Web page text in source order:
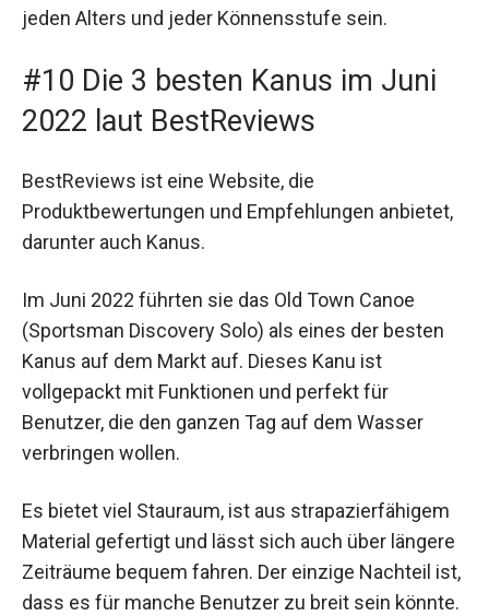
jeden Alters und jeder Könnensstufe sein.
#10 Die 3 besten Kanus im Juni
2022 laut BestReviews
BestReviews ist eine Website, die
Produktbewertungen und Empfehlungen anbietet,
darunter auch Kanus.
Im Juni 2022 führten sie das Old Town Canoe
(Sportsman Discovery Solo) als eines der besten
Kanus auf dem Markt auf. Dieses Kanu ist
vollgepackt mit Funktionen und perfekt für
Benutzer, die den ganzen Tag auf dem Wasser
verbringen wollen.
Es bietet viel Stauraum, ist aus strapazierfähigem
Material gefertigt und lässt sich auch über längere
Zeiträume bequem fahren. Der einzige Nachteil ist,
dass es für manche Benutzer zu breit sein könnte.